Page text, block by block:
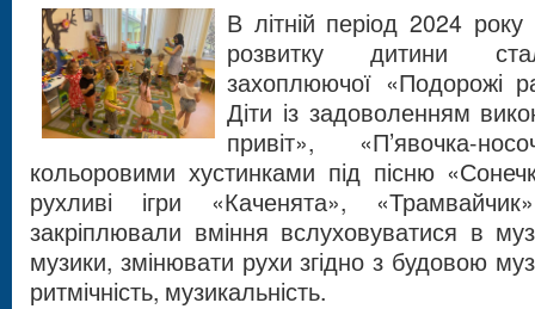
В літній період 2024
розвитку дитини
захоплюючої «Подорожі
Діти із задоволенням
привіт», «П’явочка-
кольоровими хустинками під пісню
рухливі ігри «Каченята»,
закріплювали вміння вслуховуватися в
музики, змінювати рухи згідно з будовою
ритмічність, музикальність.